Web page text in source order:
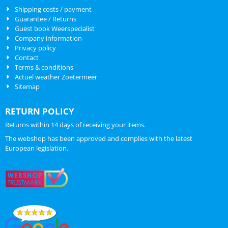
Shipping costs / payment
Guarantee / Returns
Guest book Weerspecialist
Company information
Privacy policy
Contact
Terms & conditions
Actuel weather Zoetermeer
Sitemap
RETURN POLICY
Returns within 14 days of receiving your items.
The webshop has been approved and complies with the latest
European legislation.